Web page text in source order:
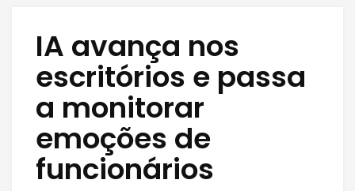
IA avança nos
escritórios e passa
a monitorar
emoções de
funcionários